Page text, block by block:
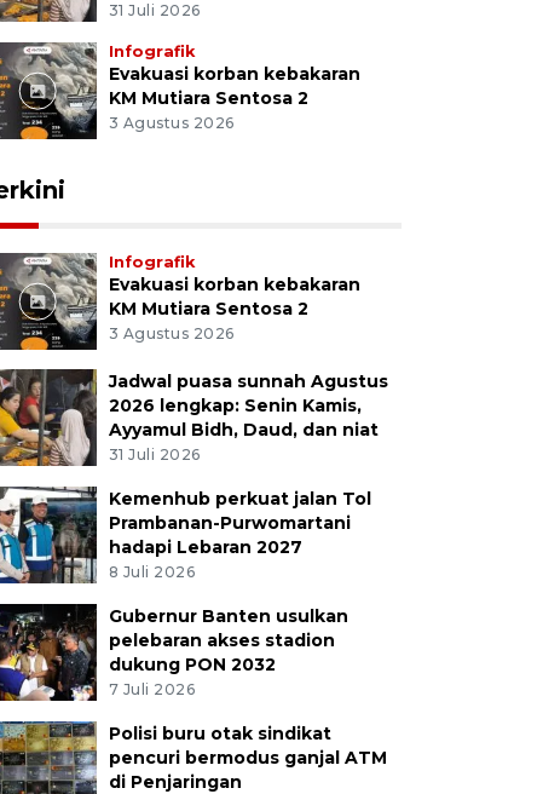
31 Juli 2026
Infografik
Evakuasi korban kebakaran
KM Mutiara Sentosa 2
3 Agustus 2026
Infografik
Evakuasi korban kebakaran
KM Mutiara Sentosa 2
3 Agustus 2026
Jadwal puasa sunnah Agustus
2026 lengkap: Senin Kamis,
Ayyamul Bidh, Daud, dan niat
31 Juli 2026
Kemenhub perkuat jalan Tol
Prambanan-Purwomartani
hadapi Lebaran 2027
8 Juli 2026
Gubernur Banten usulkan
pelebaran akses stadion
dukung PON 2032
7 Juli 2026
Polisi buru otak sindikat
pencuri bermodus ganjal ATM
di Penjaringan